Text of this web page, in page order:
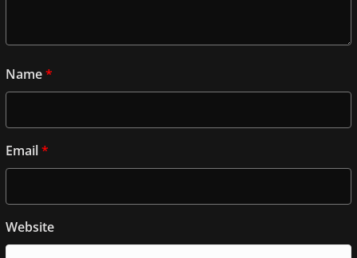
Name*
Email*
Website